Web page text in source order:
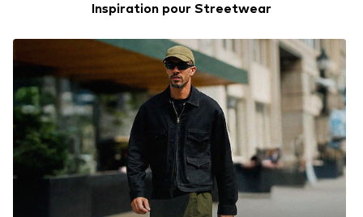
Inspiration pour Streetwear